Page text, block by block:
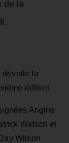
de la
dévoilé la
édition.
Angine
Watson et
Wilson